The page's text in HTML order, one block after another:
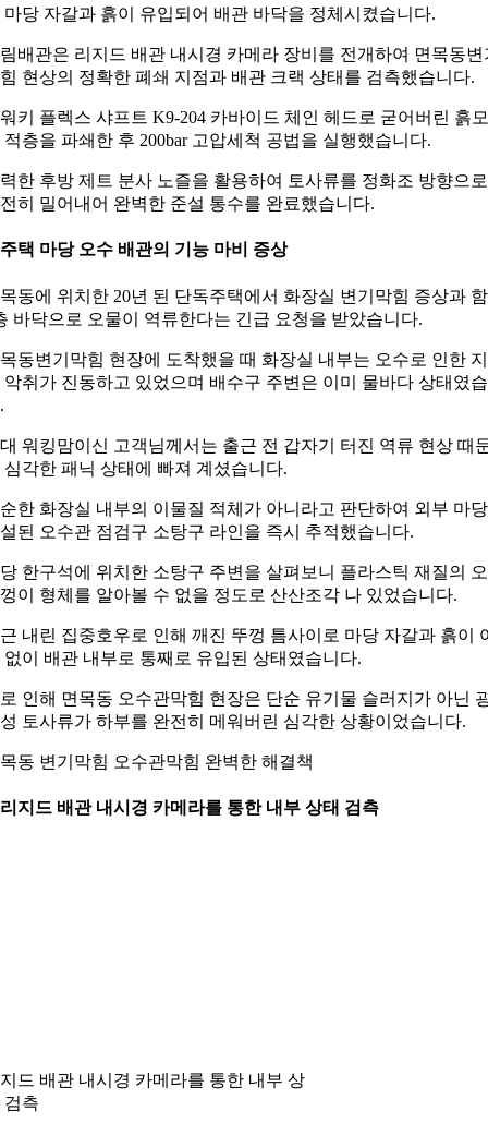
마당 자갈과 흙이 유입되어 배관 바닥을 정체시켰습니다.
배관은 리지드 배관 내시경 카메라 장비를 전개하여 면목동변
현상의 정확한 폐쇄 지점과 배관 크랙 상태를 검측했습니다.
키 플렉스 샤프트 K9-204 카바이드 체인 헤드로 굳어버린 흙모
적층을 파쇄한 후 200bar 고압세척 공법을 실행했습니다.
한 후방 제트 분사 노즐을 활용하여 토사류를 정화조 방향으로
히 밀어내어 완벽한 준설 통수를 완료했습니다.
택 마당 오수 배관의 기능 마비 증상
동에 위치한 20년 된 단독주택에서 화장실 변기막힘 증상과
바닥으로 오물이 역류한다는 긴급 요청을 받았습니다.
동변기막힘 현장에 도착했을 때 화장실 내부는 오수로 인한
악취가 진동하고 있었으며 배수구 주변은 이미 물바다 상태였
워킹맘이신 고객님께서는 출근 전 갑자기 터진 역류 현상 때
심각한 패닉 상태에 빠져 계셨습니다.
한 화장실 내부의 이물질 적체가 아니라고 판단하여 외부 마
된 오수관 점검구 소탕구 라인을 즉시 추적했습니다.
한구석에 위치한 소탕구 주변을 살펴보니 플라스틱 재질의
이 형체를 알아볼 수 없을 정도로 산산조각 나 있었습니다.
내린 집중호우로 인해 깨진 뚜껑 틈사이로 마당 자갈과 흙이
없이 배관 내부로 통째로 유입된 상태였습니다.
인해 면목동 오수관막힘 현장은 단순 유기물 슬러지가 아닌
토사류가 하부를 완전히 메워버린 심각한 상황이었습니다.
동 변기막힘 오수관막힘 완벽한 해결책
지드 배관 내시경 카메라를 통한 내부 상태 검측
드 배관 내시경 카메라를 통한 내부 상
검측